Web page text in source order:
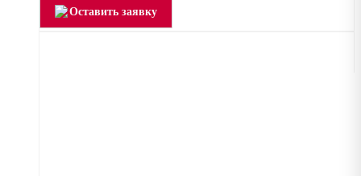
Оставить заявку